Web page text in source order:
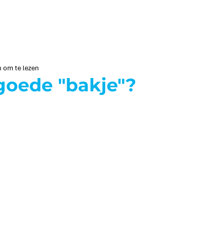
"bakje"?
om te lezen